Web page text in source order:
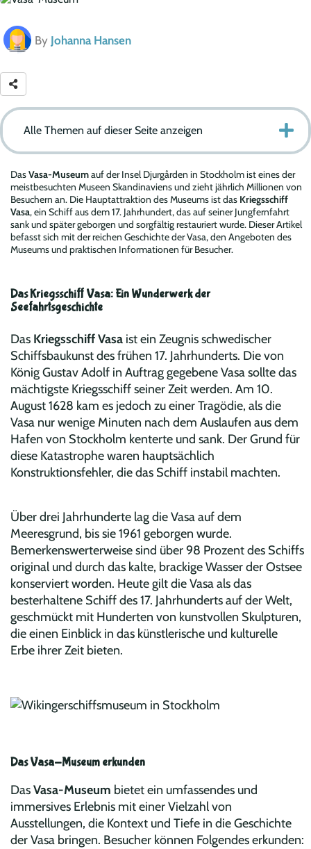
By Johanna Hansen
Alle Themen auf dieser Seite anzeigen
DasVasa-Museumauf der Insel Djurgården in Stockholm ist eines der
meistbesuchten Museen Skandinaviens und zieht jährlich Millionen von
Besuchern an. Die Hauptattraktion des Museums ist das Kriegsschiff
Vasa, ein Schiff aus dem 17. Jahrhundert, das auf seiner Jungfernfahrt
sank und später geborgen und sorgfältig restauriert wurde. Dieser Artikel
befasst sich mit der reichen Geschichte der Vasa, den Angeboten des
Museums und praktischen Informationen für Besucher.
Das Kriegsschiff Vasa: Ein Wunderwerk der
Seefahrtsgeschichte
Das Kriegsschiff Vasa ist ein Zeugnis schwedischer
Schiffsbaukunst des frühen 17. Jahrhunderts. Die von
König Gustav Adolf in Auftrag gegebene Vasa sollte das
mächtigste Kriegsschiff seiner Zeit werden. Am 10.
August 1628 kam es jedoch zu einer Tragödie, als die
Vasa nur wenige Minuten nach dem Auslaufen aus dem
Hafen von Stockholm kenterte und sank. Der Grund für
diese Katastrophe waren hauptsächlich
Konstruktionsfehler, die das Schiff instabil machten.
Über drei Jahrhunderte lag die Vasa auf dem
Meeresgrund, bis sie 1961 geborgen wurde.
Bemerkenswerterweise sind über 98 Prozent des Schiffs
original und durch das kalte, brackige Wasser der Ostsee
konserviert worden. Heute gilt die Vasa als das
besterhaltene Schiff des 17. Jahrhunderts auf der Welt,
geschmückt mit Hunderten von kunstvollen Skulpturen,
die einen Einblick in das künstlerische und kulturelle
Erbe ihrer Zeit bieten.
Das Vasa-Museum erkunden
DasVasa-Museum bietet ein umfassendes und
immersives Erlebnis mit einer Vielzahl von
Ausstellungen, die Kontext und Tiefe in die Geschichte
der Vasa bringen. Besucher können Folgendes erkunden: